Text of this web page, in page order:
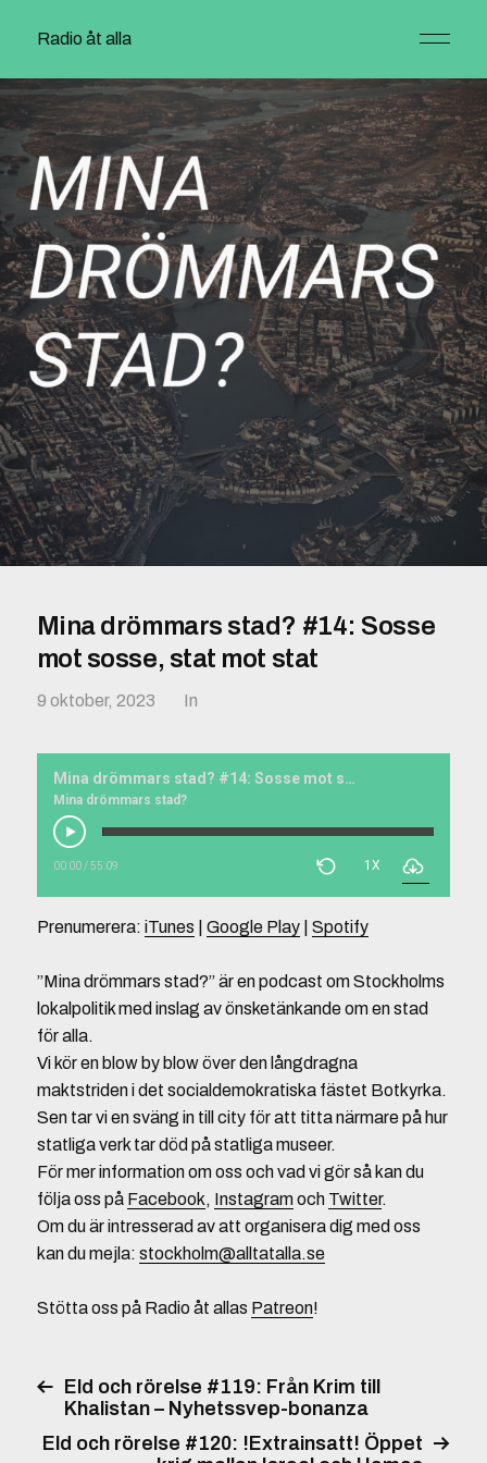
Radio åt alla
Mina drömmars stad? #14: Sosse
mot sosse, stat mot stat
9 oktober, 2023 In
Mina drömmars stad? #14: Sosse mot sosse, stat mot stat
Mina drömmars stad?
00:00/55:09 1X
Prenumerera: iTunes Google Play| Spotify
”Mina drömmars stad?” är en podcast om Stockholms
lokalpolitik med inslag av önsketänkande om en stad
för alla.
Vi kör en blow by blow över den långdragna
maktstriden i det socialdemokratiska fästet Botkyrka.
Sen tar vi en sväng in till city för att titta närmare på hur
statliga verk tar död på statliga museer.
För mer information om oss och vad vi gör så kan du
följa oss på Facebook, Instagramoch Twitter.
Om du är intresserad av att organisera dig med oss
kan du mejla: stockholm@alltatalla.se
Stötta oss på Radio åt allas Patreon!
Eld och rörelse #119: Från Krim till
Khalistan – Nyhetssvep-bonanza
Eld och rörelse #120: !Extrainsatt! Öppet